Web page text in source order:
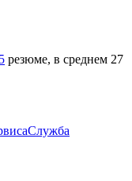
резюме, в среднем 27
Служба